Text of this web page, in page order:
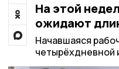
На этой
ожидают
Начавшаяся
четырёхдневной